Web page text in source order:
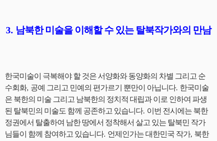
3. 남북한 미술을 이해할 수 있는 탈북작가와의 만남
한국미술이 극복해야 할 것은 서양화와 동양화의 차별 그리고 순
수회화, 공예 그리고 민예의 편가르기 뿐만이 아닙니다. 한국미술
은 북한의 미술 그리고 남북한의 정치적 대립과 이로 인하여 파생
된 탈북민의 미술도 함께 공존하고 있습니다. 이번 전시에는 북한
정권에서 탈출하여 남한 땅에서 정착해서 살고 있는 탈북민 작가
님들이 함께 참여하고 있습니다. 언제인가는 대한민국 작가, 북한